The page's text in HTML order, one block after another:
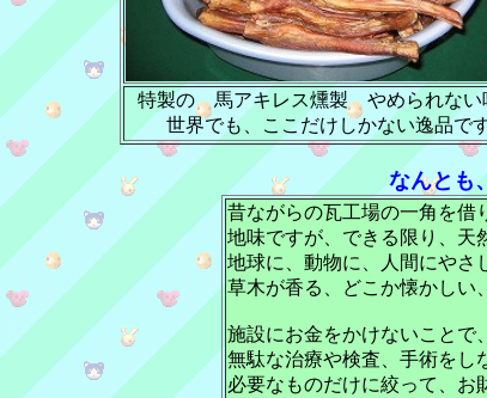
特製の 馬アキレス燻製 やめられない
世界でも、ここだけしかない逸品で
なんとも
昔ながらの瓦工場の一角を借
地味ですが、できる限り、天
地球に、動物に、人間にやさ
草木が香る、どこか懐かしい
施設にお金をかけないことで
無駄な治療や検査、手術を
必要なものだけに絞って、お